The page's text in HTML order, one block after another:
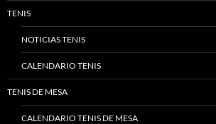
TENIS
NOTICIAS TENIS
CALENDARIO TENIS
TENIS DE MESA
CALENDARIO TENIS DE MESA